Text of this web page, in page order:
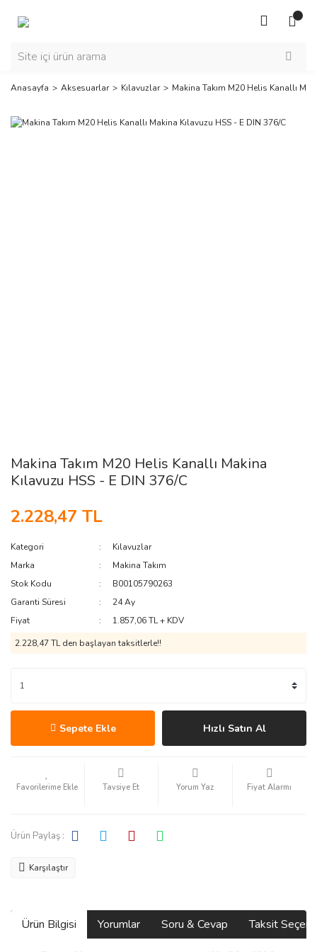
Anasayfa Aksesuarlar Kılavuzlar Makina Takım M20 Helis Kanallı
Makina Takım M20 Helis Kanallı Makina
Kılavuzu HSS - E DIN 376/C
2.228,47 TL
Kategori
Kılavuzlar
Marka
Makina Takım
Stok Kodu
B00105790263
Garanti Süresi
24 Ay
Fiyat
1.857,06 TL + KDV
2.228,47 TL den başlayan taksitlerle!!
Sepete Ekle Hızlı Satın Al
Tavsiye Et Yorum Yaz Fiyat Alarmı
Ürün Paylaş :
Karşılaştır
Ürün Bilgisi Yorumlar Soru & Cevap Taksit